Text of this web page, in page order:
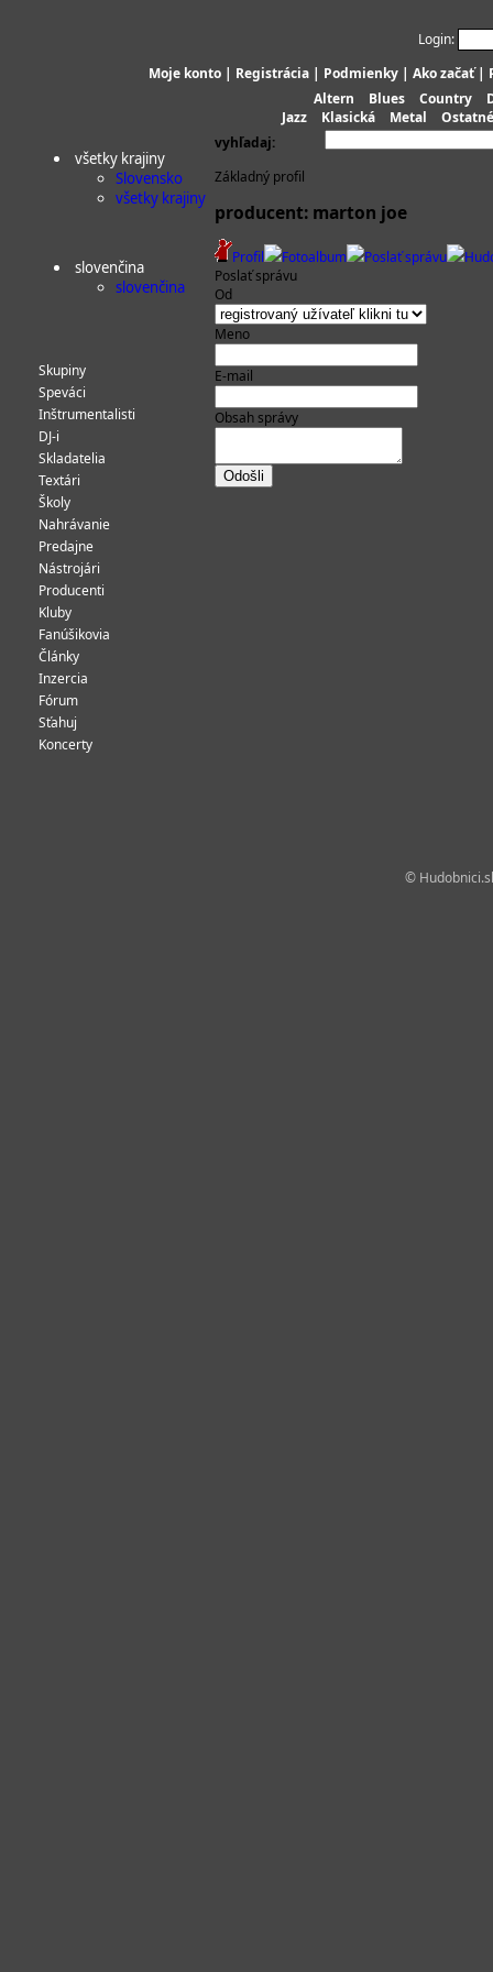
Login:
Moje konto | Registrácia | Podmienky | Ako začať|
Altern
Blues Country
Jazz
Klasická Metal
Ostatné
vyhľadaj:
všetky krajiny
Slovensko
všetky krajiny
slovenčina
slovenčina
Skupiny
Speváci
Inštrumentalisti
DJ-i
Skladatelia
Textári
Školy
Nahrávanie
Predajne
Nástrojári
Producenti
Kluby
Fanúšikovia
Články
Inzercia
Fórum
Sťahuj
Koncerty
Základný profil
producent: marton joe
Profil Fotoalbum Poslať správu
Poslať správu
Od
Meno
E-mail
Obsah správy
©